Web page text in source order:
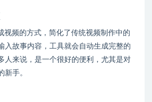
视频的方式，简化了传统视频制作中的
入故事内容，工具就会自动生成完整的
人来说，是一个很好的便利，尤其是对
新手。